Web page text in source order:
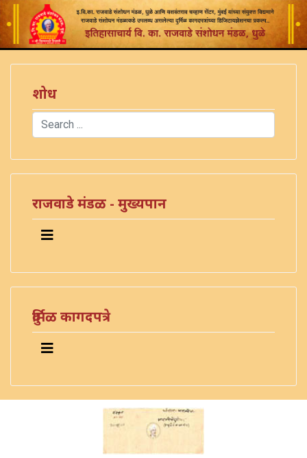
शोध
Search
राजवाडे मंडळ - मुख्यपान
दुर्मिळ कागदपत्रे